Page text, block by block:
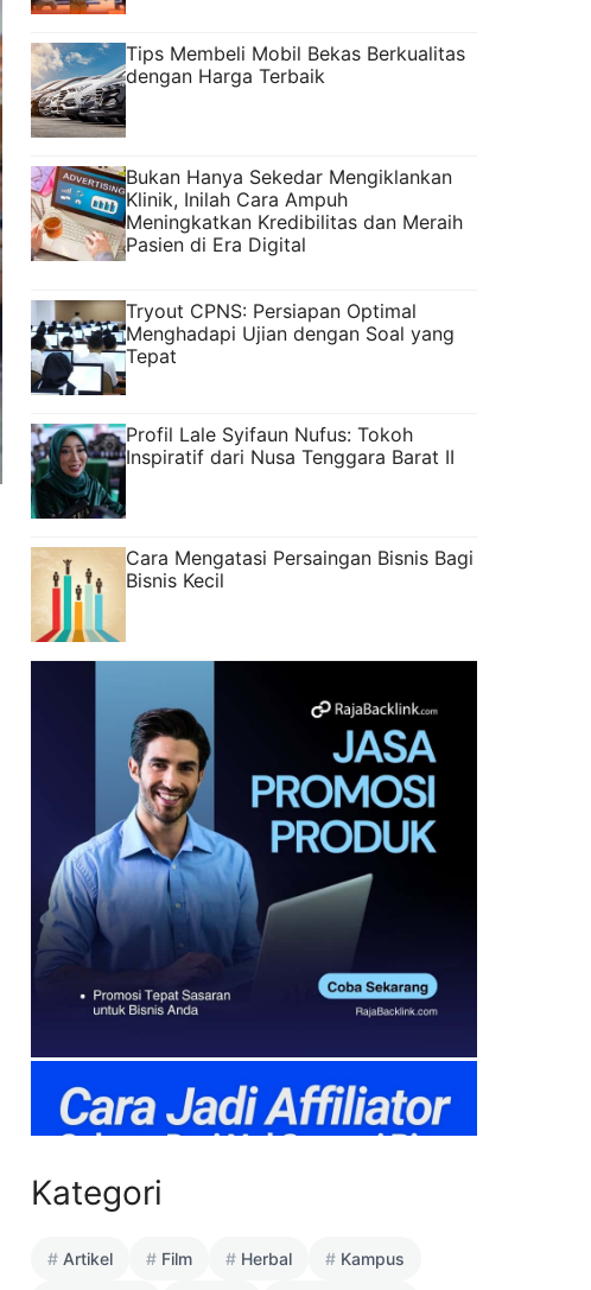
Tips Membeli Mobil Bekas Berkualitas
dengan Harga Terbaik
Bukan Hanya Sekedar Mengiklankan
Klinik, Inilah Cara Ampuh
Meningkatkan Kredibilitas dan Meraih
Pasien di Era Digital
Tryout CPNS: Persiapan Optimal
Menghadapi Ujian dengan Soal yang
Tepat
Profil Lale Syifaun Nufus: Tokoh
Inspiratif dari Nusa Tenggara Barat II
Cara Mengatasi Persaingan Bisnis Bagi
Bisnis Kecil
Kategori
Artikel Film Herbal Kampus